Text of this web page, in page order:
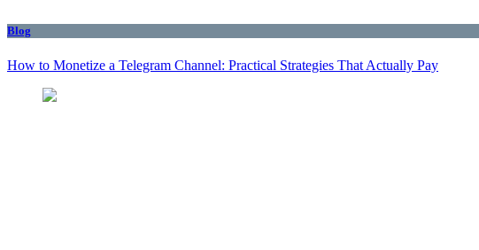
Blog
How to Monetize a Telegram Channel: Practical Strategies That Actually Pay